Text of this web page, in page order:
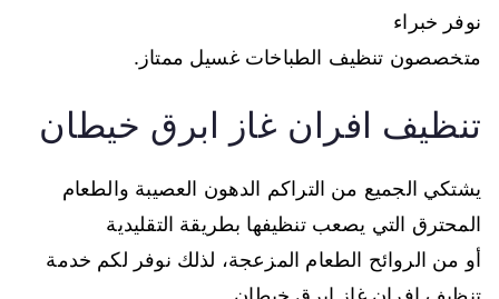
نوفر خبراء
متخصصون تنظيف الطباخات غسيل ممتاز.
تنظيف افران غاز ابرق خيطان
يشتكي الجميع من التراكم الدهون العصيبة والطعام
المحترق التي يصعب تنظيفها بطريقة التقليدية
أو من الروائح الطعام المزعجة، لذلك نوفر لكم خدمة